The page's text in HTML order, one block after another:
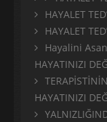
HAYALET
HAYALET
Hayalini
HAYATINIZI
HAYATINIZI